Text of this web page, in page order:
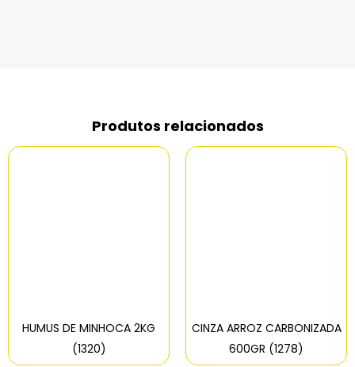
Produtos relacionados
HUMUS DE MINHOCA 2KG
(1320)
CINZA ARROZ CARBONIZADA
600GR (1278)